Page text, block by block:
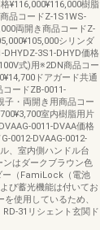
¥116,000¥116,000樹脂
品コードZ-1S1WS-
両開き商品コードZ-
シリンダ
DHYDZ-3S1-DHYD価格
式)用※2DN商品コー
ドアガード共通
ードZB-0011-
子・両開き用商品コー
室内樹脂用片
0011-DVAA価格
0012-DVAAG-0012-
、室内側ハンドル台
ンはダークブラウン色
ー（FamiLock（電池
び蓄光機能は付いてお
使用しているため、
31リシェント玄関ド